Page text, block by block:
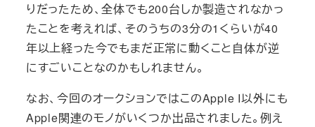
りだったため、全体でも200台しか製造されなかっ
たことを考えれば、そのうちの3分の1くらいが40
年以上経った今でもまだ正常に動くこと自体が逆
にすごいことなのかもしれません。
なお、今回のオークションではこのApple I以外にも
Apple関連のモノがいくつか出品されました。例え